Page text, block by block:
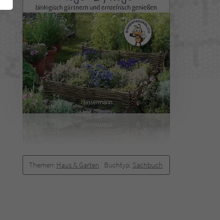
Themen: Haus & Garten Buchtyp: Sachbuch